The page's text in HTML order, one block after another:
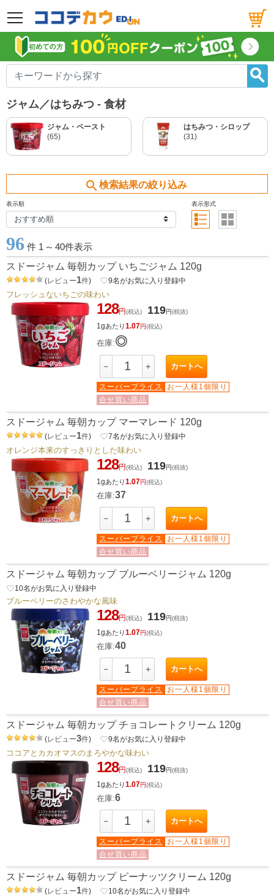
メニュー
ジャム／はちみつ - 食材
ジャム・ペースト
(65)
はちみつ・シロップ
(31)
search 検索結果の絞り込み
表示順 表示形式
96 件 1 ～ 40件表示
スドージャム 毎朝カップ いちごジャム 120g
(レビュー1件) favorite_border9名がお気に入り登録中
フレッシュないちごの味わい
128円(税込) 119円(税抜)
1gあたり1.07円(税込)
在庫:◎
－ ＋ カートへ
スーパープライス
お一人様1個限り
合せ買い商品
スドージャム 毎朝カップ マーマレード 120g
(レビュー1件) favorite_border7名がお気に入り登録中
オレンジ本来のすっきりとした味わい
128円(税込) 119円(税抜)
1gあたり1.07円(税込)
在庫:37
－ ＋ カートへ
スーパープライス
お一人様1個限り
合せ買い商品
スドージャム 毎朝カップ ブルーベリージャム 120g
favorite_border10名がお気に入り登録中
ブルーベリーのさわやかな風味
128円(税込) 119円(税抜)
1gあたり1.07円(税込)
在庫:40
－ ＋ カートへ
スーパープライス
お一人様1個限り
合せ買い商品
スドージャム 毎朝カップ チョコレートクリーム 120g
(レビュー3件) favorite_border9名がお気に入り登録中
ココアとカカオマスのまろやかな味わい
128円(税込) 119円(税抜)
1gあたり1.07円(税込)
在庫:6
－ ＋ カートへ
スーパープライス
お一人様1個限り
合せ買い商品
スドージャム 毎朝カップ ピーナッツクリーム 120g
(レビュー1件) favorite_border10名がお気に入り登録中